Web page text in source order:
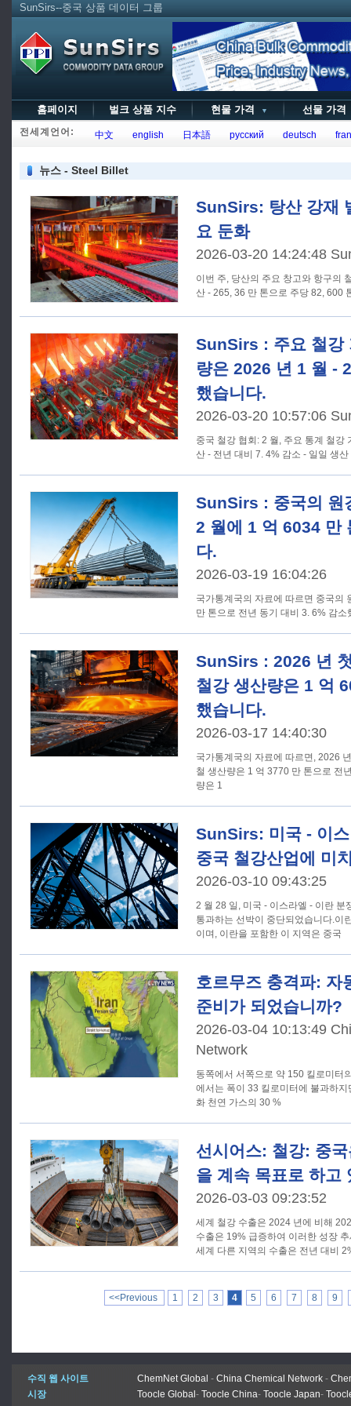
SunSirs--중국 상품 데이터 그룹
홈페이지 벌크 상품 지수 현물 가격 ▼ 선물 가
전세계언어: 中文 english 日本語 русский deutsch
뉴스 - Steel Billet
SunSirs: 탕산 강재
요 둔화
2026-03-20 14:24:48
이번 주, 당산의 주요 창고와 항구의
산 - 265, 36 만 톤으로 주당 82, 600
SunSirs : 주요 철강
량은 2026 년 1 월 -
했습니다.
2026-03-20 10:57:06
중국 철강 협회: 2 월, 주요 통계 철강
산 - 전년 대비 7. 4% 감소 - 일일 생
SunSirs : 중국의 원
2 월에 1 억 6034 만
다.
2026-03-19 16:04:26
국가통계국의 자료에 따르면 중국의
만 톤으로 전년 동기 대비 3. 6% 감
SunSirs : 2026 년
철강 생산량은 1 억
했습니다.
2026-03-17 14:40:30
국가통계국의 자료에 따르면, 2026
철 생산량은 1 억 3770 만 톤으로 전
량은 1
SunSirs: 미국 - 이
중국 철강산업에 미
2026-03-10 09:43:25
2 월 28 일, 미국 - 이스라엘 - 이란 분
통과하는 선박이 중단되었습니다.이
이며, 이란을 포함한 이 지역은 중국
호르무즈 충격파: 자
준비가 되었습니까?
2026-03-04 10:13:49
Network
동쪽에서 서쪽으로 약 150 킬로미터
에서는 폭이 33 킬로미터에 불과하
화 천연 가스의 30 %
선시어스: 철강: 중
을 계속 목표로 하고
2026-03-03 09:23:52
세계 철강 수출은 2024 년에 비해
수출은 19% 급증하여 이러한 성장 추세를
세계 다른 지역의 수출은 전년 대비
<<Previous 1 2 3 4 5 6 7 8 9
수직 웹 사이트 ChemNet Global - China Chemical Network -
시장
Toocle Global - Toocle China- Toocle Japan-